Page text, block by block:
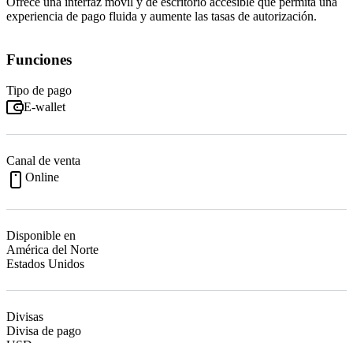
experiencia de pago fluida y aumente las tasas de autorización.
Funciones
Tipo de pago
E-wallet
Canal de venta
Online
Disponible en
América del Norte
Estados Unidos
Divisas
Divisa de pago